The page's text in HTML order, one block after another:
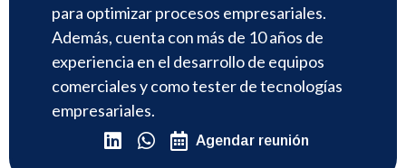
para optimizar procesos empresariales.
Además, cuenta con más de 10 años de
experiencia en el desarrollo de equipos
comerciales y como tester de tecnologías
empresariales.
Agendar reunión